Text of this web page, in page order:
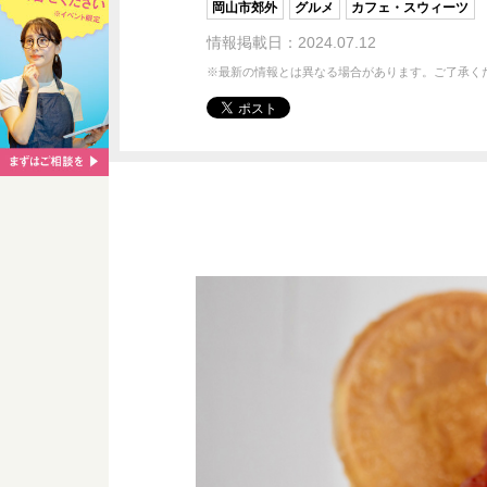
岡山市郊外 グルメ カフェ・スウィーツ
情報掲載日：2024.07.12
※最新の情報とは異なる場合があります。ご了承く